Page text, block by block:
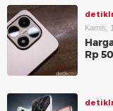
Kamis,
Rp